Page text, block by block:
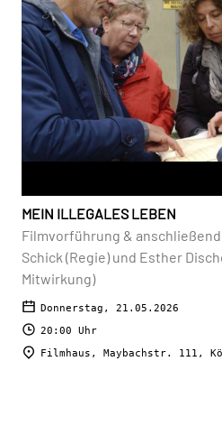
MEIN ILLEGALES LEBEN
Filmvorführung &
Schick (Regie) und Esther
Mitwirkung)
Donnerstag, 21.05.2026
20:00 Uhr
Filmhaus, Maybachstr. 111,